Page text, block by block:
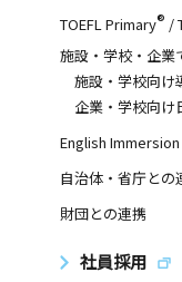
TOEFL Primary® /
施設・学校・企業
施設・学校向け
企業・学校向け
English
自治体・省庁との
財団との連携
社員採用